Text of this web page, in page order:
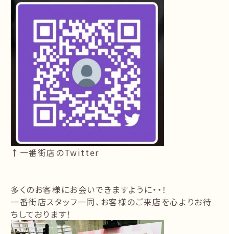
↑一番街店のTwitter
多くのお客様にお会いできますように・・！
一番街店スタッフ一同、お客様のご来店を心よりお待
ちしております！